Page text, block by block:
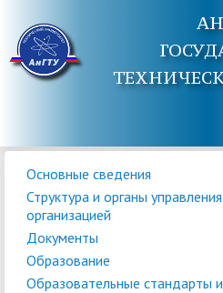
Основные сведения
Структура и органы
организацией
Документы
Образование
Образовательные стандарты